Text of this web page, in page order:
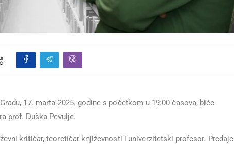
17. marta 2025. godine s početkom u 19:00 časova, biće
prof. Duška Pevulje.
kritičar, teoretičar književnosti i univerzitetski profesor. Predaje